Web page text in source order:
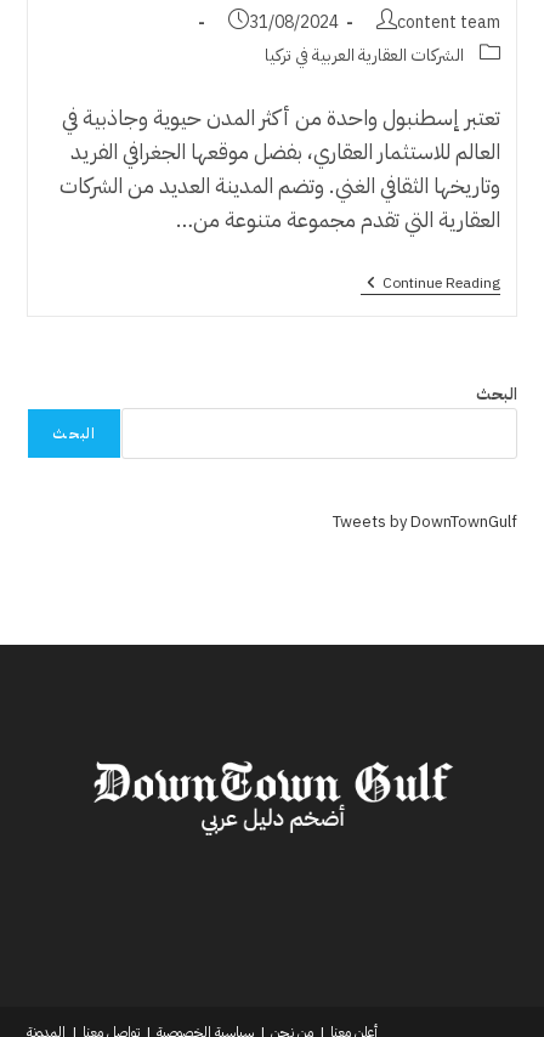
Post
author:
content team
Post
published:
31/08/2024
Post
الشركات العقارية العربية في تركيا
تعتبر إسطنبول واحدة من أكثر المدن حيوية وجاذبية في
العالم للاستثمار العقاري، بفضل موقعها الجغرافي الفريد
وتاريخها الثقافي الغني. وتضم المدينة العديد من الشركات
العقارية التي تقدم مجموعة متنوعة من…
Continue Readingاسماء
شركات
البحث
البحث
Tweets by DownTownGulf
أعلن معنا من نحن سياسية الخصوصية تواصل معنا المدونة